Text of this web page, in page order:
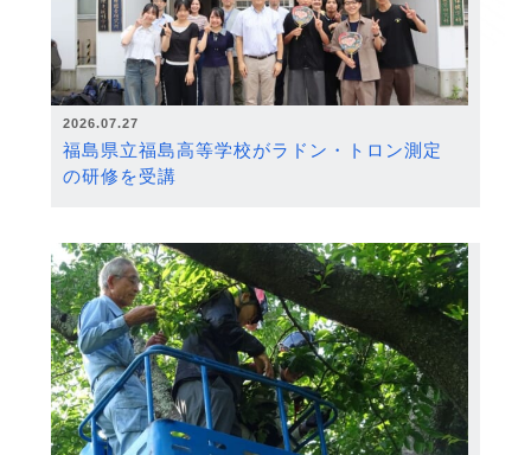
2026.07.27
福島県立福島高等学校がラドン・トロン測定
の研修を受講